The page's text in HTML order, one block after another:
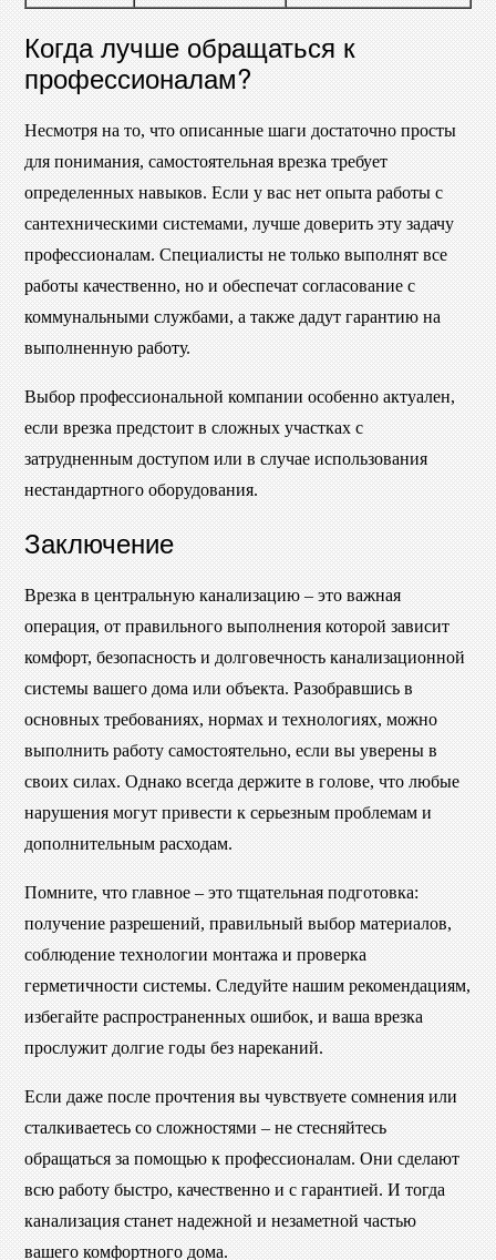
Когда лучше обращаться к
профессионалам?
Несмотря на то, что описанные шаги достаточно просты
для понимания, самостоятельная врезка требует
определенных навыков. Если у вас нет опыта работы с
сантехническими системами, лучше доверить эту задачу
профессионалам. Специалисты не только выполнят все
работы качественно, но и обеспечат согласование с
коммунальными службами, а также дадут гарантию на
выполненную работу.
Выбор профессиональной компании особенно актуален,
если врезка предстоит в сложных участках с
затрудненным доступом или в случае использования
нестандартного оборудования.
Заключение
Врезка в центральную канализацию – это важная
операция, от правильного выполнения которой зависит
комфорт, безопасность и долговечность канализационной
системы вашего дома или объекта. Разобравшись в
основных требованиях, нормах и технологиях, можно
выполнить работу самостоятельно, если вы уверены в
своих силах. Однако всегда держите в голове, что любые
нарушения могут привести к серьезным проблемам и
дополнительным расходам.
Помните, что главное – это тщательная подготовка:
получение разрешений, правильный выбор материалов,
соблюдение технологии монтажа и проверка
герметичности системы. Следуйте нашим рекомендациям,
избегайте распространенных ошибок, и ваша врезка
прослужит долгие годы без нареканий.
Если даже после прочтения вы чувствуете сомнения или
сталкиваетесь со сложностями – не стесняйтесь
обращаться за помощью к профессионалам. Они сделают
всю работу быстро, качественно и с гарантией. И тогда
канализация станет надежной и незаметной частью
вашего комфортного дома.